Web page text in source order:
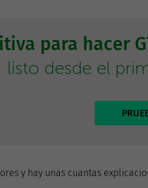
para hacer
listo desde el
y hay unas cuantas